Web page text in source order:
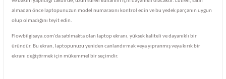
almadan önce laptopunuzun model numarasını kontrol edin ve bu yedek parçanın uygun
olup olmadığını teyit edin.
Flowbilgisaya.com'da satılmakta olan laptop ekranı, yüksek kaliteli ve dayanıklı bir
üründür. Bu ekran, laptopunuzu yeniden canlandırmak veya yıpranmış veya kırık bir
ekranı değiştirmek için mükemmel bir seçimdir.